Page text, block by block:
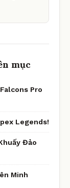
mục
Pro
Legends!
Đảo
Minh